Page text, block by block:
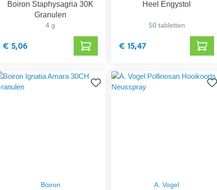
Boiron Staphysagria 30K
Granulen
4 g
€ 5,06
Heel Engystol
50 tabletten
€ 15,47
Boiron A. Vogel